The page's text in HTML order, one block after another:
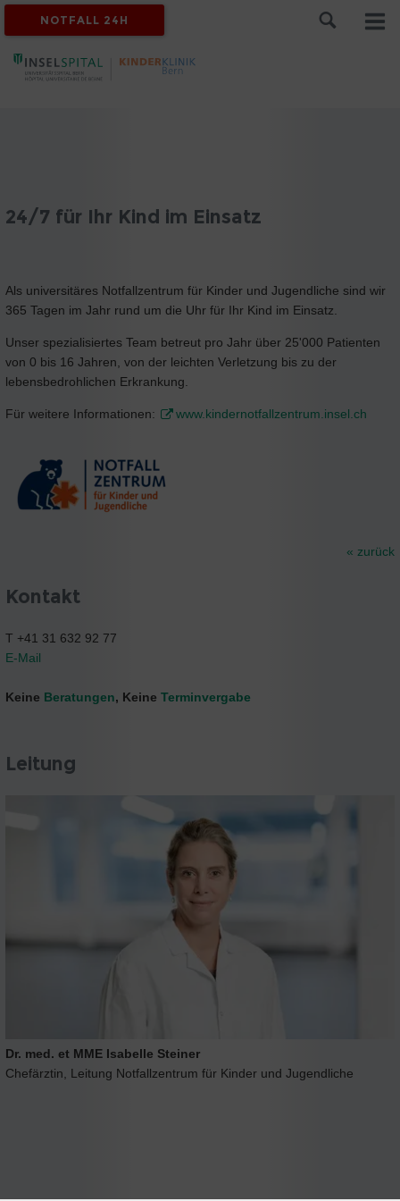
NOTFALL 24H
24/7 für Ihr Kind im Einsatz
Als universitäres Notfallzentrum für Kinder und Jugendliche sind wir
365 Tagen im Jahr rund um die Uhr für Ihr Kind im Einsatz.
Unser spezialisiertes Team betreut pro Jahr über 25'000 Patienten
von 0 bis 16 Jahren, von der leichten Verletzung bis zu der
lebensbedrohlichen Erkrankung.
Für weitere Informationen: www.kindernotfallzentrum.insel.ch
« zurück
Kontakt
T +41 31 632 92 77
E-Mail
Keine Beratungen, Keine Terminvergabe
Leitung
Dr. med. et MME Isabelle Steiner
Chefärztin, Leitung Notfallzentrum für Kinder und Jugendliche